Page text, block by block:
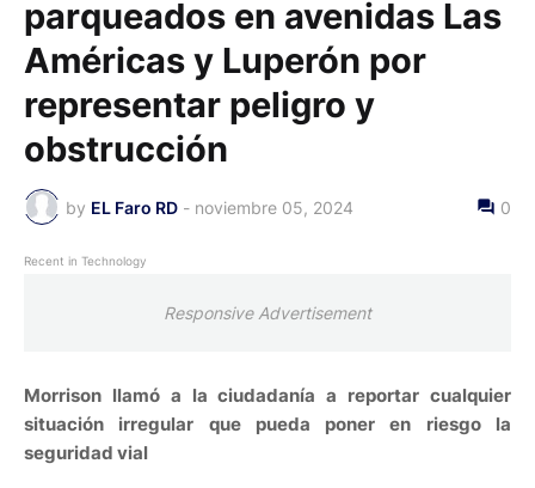
parqueados en avenidas Las
Américas y Luperón por
representar peligro y
obstrucción
by EL Faro RD - noviembre 05, 2024 0
Recent in Technology
Responsive Advertisement
Morrison llamó a la ciudadanía a reportar cualquier
situación irregular que pueda poner en riesgo la
seguridad vial